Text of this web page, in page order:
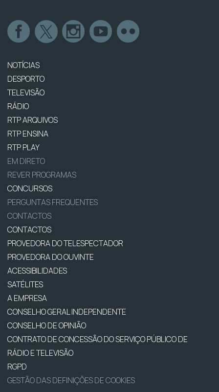
NOTÍCIAS
DESPORTO
TELEVISÃO
RÁDIO
RTP ARQUIVOS
RTP ENSINA
RTP PLAY
EM DIRETO
REVER PROGRAMAS
CONCURSOS
PERGUNTAS FREQUENTES
CONTACTOS
CONTACTOS
PROVEDORA DO TELESPECTADOR
PROVEDORA DO OUVINTE
ACESSIBILIDADES
SATÉLITES
A EMPRESA
CONSELHO GERAL INDEPENDENTE
CONSELHO DE OPINIÃO
CONTRATO DE CONCESSÃO DO SERVIÇO PÚBLICO DE
RÁDIO E TELEVISÃO
RGPD
GESTÃO DAS DEFINIÇÕES DE COOKIES